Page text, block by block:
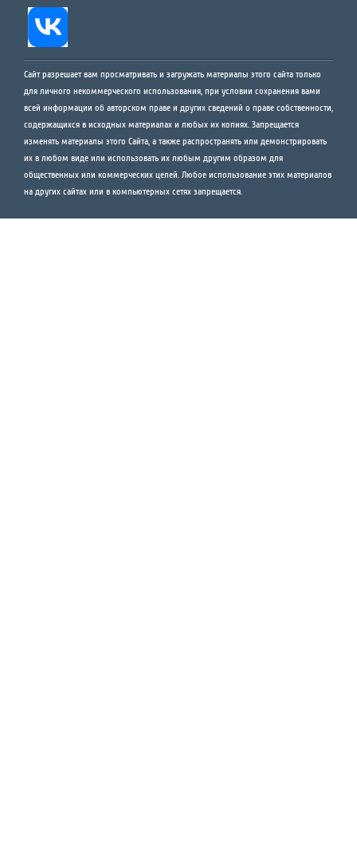
Сайт разрешает вам просматривать и загружать материалы этого сайта только
для личного некоммерческого использования, при условии сохранения вами
всей информации об авторском праве и других сведений о праве собственности,
содержащихся в исходных материалах и любых их копиях. Запрещается
изменять материалы этого Сайта, а также распространять или демонстрировать
их в любом виде или использовать их любым другим образом для
общественных или коммерческих целей. Любое использование этих материалов
на других сайтах или в компьютерных сетях запрещается.